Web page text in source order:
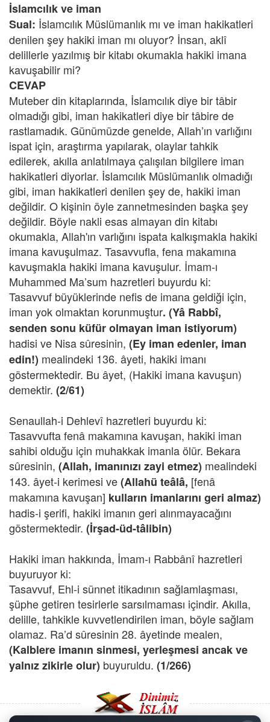
İslamcılık ve iman
Sual: İslamcılık Müslümanlık mı ve iman hakikatleri
denilen şey hakiki iman mı oluyor? İnsan, aklî
delillerle yazılmış bir kitabı okumakla hakiki imana
kavuşabilir mi?
CEVAP
Muteber din kitaplarında, İslamcılık diye bir tâbir
olmadığı gibi, iman hakikatleri diye bir tâbire de
rastlamadık. Günümüzde genelde, Allah’ın varlığını
ispat için, araştırma yapılarak, olaylar tahkik
edilerek, akılla anlatılmaya çalışılan bilgilere iman
hakikatleri diyorlar. İslamcılık Müslümanlık olmadığı
gibi, iman hakikatleri denilen şey de, hakiki iman
değildir. O kişinin öyle zannetmesinden başka şey
değildir. Böyle nakli esas almayan din kitabı
okumakla, Allah'ın varlığını ispata kalkışmakla hakiki
imana kavuşulmaz. Tasavvufla, fena makamına
kavuşmakla hakiki imana kavuşulur. İmam-ı
Muhammed Ma’sum hazretleri buyurdu ki:
Tasavvuf büyüklerinde nefis de imana geldiği için,
iman yok olmaktan korunmuştur. (Yâ Rabbî,
senden sonu küfür olmayan iman istiyorum)
hadisi ve Nisa sûresinin, (Ey iman edenler, iman
edin!) mealindeki 136. âyeti, hakiki imanı
göstermektedir. Bu âyet, (Hakiki imana kavuşun)
demektir. (2/61)
Senaullah-i Dehlevî hazretleri buyurdu ki:
Tasavvufta fenâ makamına kavuşan, hakiki iman
sahibi olduğu için muhakkak imanla ölür. Bekara
sûresinin, (Allah, imanınızı zayi etmez) mealindeki
143. âyet-i kerimesi ve(Allahü teâlâ, [fenâ
makamına kavuşan] kulların imanlarını geri almaz)
hadis-i şerifi, hakiki imanın geri alınmayacağını
göstermektedir. (İrşad-üd-tâlibin)
Hakiki iman hakkında, İmam-ı Rabbânî hazretleri
buyuruyor ki:
Tasavvuf, Ehl-i sünnet itikadının sağlamlaşması,
şüphe getiren tesirlerle sarsılmaması içindir. Akılla,
delille, tahkikle kuvvetlendirilen iman, böyle sağlam
olamaz. Ra’d sûresinin 28. âyetinde mealen,
(Kalblere imanın sinmesi, yerleşmesi ancak ve
yalnız zikirle olur) buyuruldu. (1/266)